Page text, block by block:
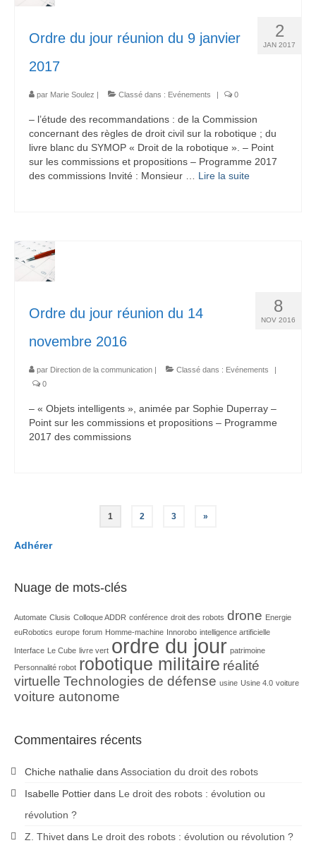
2
JAN 2017
Ordre du jour réunion du 9 janvier
2017
par Marie Soulez | Classé dans : Evénements | 0
– l’étude des recommandations : de la Commission
concernant des règles de droit civil sur la robotique ; du
livre blanc du SYMOP « Droit de la robotique ». – Point
sur les commissions et propositions – Programme 2017
des commissions Invité : Monsieur … Lire la suite­­
8
NOV 2016
Ordre du jour réunion du 14
novembre 2016
par Direction de la communication | Classé dans : Evénements
|
0
– « Objets intelligents », animée par Sophie Duperray –
Point sur les commissions et propositions – Programme
2017 des commissions
des
1 2 3 »
Adhérer
Nuage de mots-clés
Automate Clusis Colloque ADDR conférence droit des robots drone Energie
euRobotics europe forum Homme-machine Innorobo intelligence artificielle
Interface Le Cube livre vert ordre du jour patrimoine
Personnalité robot robotique militaire réalité
virtuelle Technologies de défense usine Usine 4.0 voiture
voiture autonome
Commentaires récents
Chiche nathalie dansAssociation du droit des robots
Isabelle Pottier dans Le droit des robots : évolution ou
révolution ?
Z. Thivet dans Le droit des robots : évolution ou révolution ?